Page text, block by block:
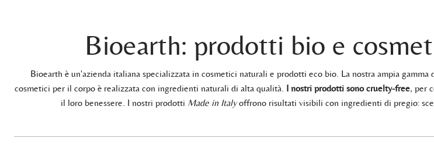
Bioearth: prodotti bio e
Bioearth è un'azienda italiana specializzata in cosmetici naturali e prodotti eco bio. La nostra ampia gamma
cosmetici per il corpo è realizzata con ingredienti naturali di alta qualità. I nostri prodotti sono cruelty-free, per
il loro benessere. I nostri prodotti Made in Italyoffrono risultati visibili con ingredienti di pregio: